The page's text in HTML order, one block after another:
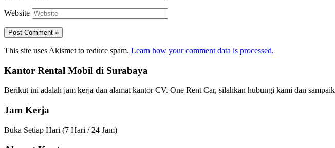
Website
This site uses Akismet to reduce spam. Learn how your comment data is processed.
Kantor Rental Mobil di Surabaya
Berikut ini adalah jam kerja dan alamat kantor CV. One Rent Car, silahkan hubungi kami dan
Jam Kerja
Buka Setiap Hari (7 Hari / 24 Jam)